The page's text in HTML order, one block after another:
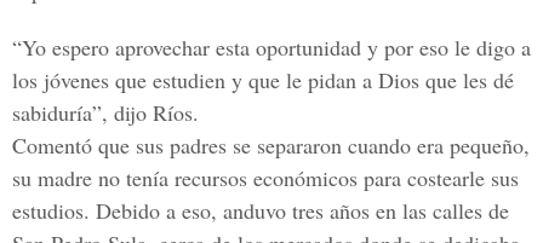
“Yo espero aprovechar esta oportunidad y por eso le digo a
los jóvenes que estudien y que le pidan a Dios que les dé
sabiduría”, dijo Ríos.
Comentó que sus padres se separaron cuando era pequeño,
su madre no tenía recursos económicos para costearle sus
estudios. Debido a eso, anduvo tres años en las calles de